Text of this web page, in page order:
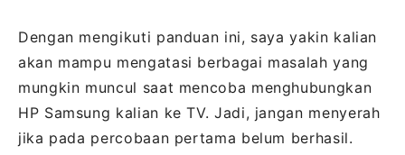
Dengan mengikuti panduan ini, saya yakin kalian
akan mampu mengatasi berbagai masalah yang
mungkin muncul saat mencoba menghubungkan
HP Samsung kalian ke TV. Jadi, jangan menyerah
jika pada percobaan pertama belum berhasil.